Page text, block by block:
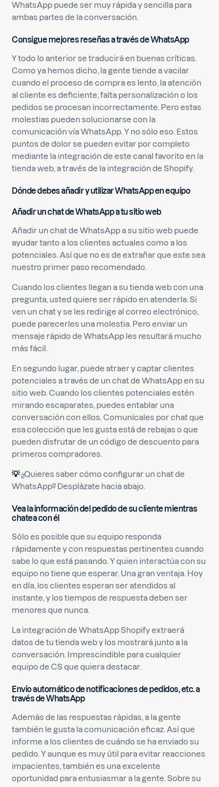
WhatsApp puede ser muy rápida y sencilla para
ambas partes de la conversación.
Consigue mejores reseñas a través de WhatsApp
Y todo lo anterior se traducirá en buenas críticas.
Como ya hemos dicho, la gente tiende a vacilar
cuando el proceso de compra es lento, la atención
al cliente es deficiente, falta personalización o los
pedidos se procesan incorrectamente. Pero estas
molestias pueden solucionarse con la
comunicación vía WhatsApp. Y no sólo eso. Estos
puntos de dolor se pueden evitar por completo
mediante la integración de este canal favorito en la
tienda web, a través de la integración de Shopify.
Dónde debes añadir y utilizar WhatsApp en equipo
Añadir un chat de WhatsApp a tu sitio web
Añadir un chat de WhatsApp a su sitio web puede
ayudar tanto a los clientes actuales como a los
potenciales. Así que no es de extrañar que este sea
nuestro primer paso recomendado.
Cuando los clientes llegan a su tienda web con una
pregunta, usted quiere ser rápido en atenderla. Si
ven un chat y se les redirige al correo electrónico,
puede parecerles una molestia. Pero enviar un
mensaje rápido de WhatsApp les resultará mucho
más fácil.
En segundo lugar, puede atraer y captar clientes
potenciales a través de un chat de WhatsApp en su
sitio web. Cuando los clientes potenciales estén
mirando escaparates, puedes entablar una
conversación con ellos. Comunícales por chat que
esa colección que les gusta está de rebajas o que
pueden disfrutar de un código de descuento para
primeros compradores.
💡¿Quieres saber cómo configurar un chat de
WhatsApp? Desplázate hacia abajo.
Vea la información del pedido de su cliente mientras
chatea con él
Sólo es posible que su equipo responda
rápidamente y con respuestas pertinentes cuando
sabe lo que está pasando. Y quien interactúa con su
equipo no tiene que esperar. Una gran ventaja. Hoy
en día, los clientes esperan ser atendidos al
instante, y los tiempos de respuesta deben ser
menores que nunca.
La integración de WhatsApp Shopify extraerá
datos de tu tienda web y los mostrará junto a la
conversación. Imprescindible para cualquier
equipo de CS que quiera destacar.
Envío automático de notificaciones de pedidos, etc. a
través de WhatsApp
Además de las respuestas rápidas, a la gente
también le gusta la comunicación eficaz. Así que
informe a los clientes de cuándo se ha enviado su
pedido. Y aunque es muy útil para evitar reacciones
impacientes, también es una excelente
oportunidad para entusiasmar a la gente. Sobre su